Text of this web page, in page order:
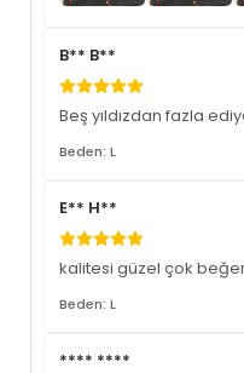
B** B**
Beş yıldızdan fazla
Beden: L
E** H**
kalitesi güzel çok
Beden: L
**** ****